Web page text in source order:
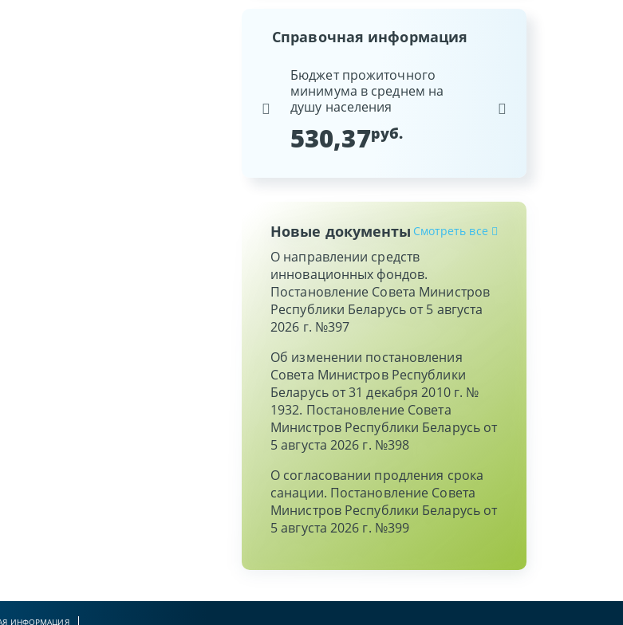
Справочная информация
Бюджет прожиточного
минимума в среднем на
душу населения
530,37руб.
Республики Беларусь
Новые документы Смотреть все
О направлении средств
инновационных фондов.
Постановление Совета Министров
Республики Беларусь от 5 августа
2026 г. №397
Об изменении постановления
Совета Министров Республики
Беларусь от 31 декабря 2010 г. №
1932. Постановление Совета
Министров Республики Беларусь от
5 августа 2026 г. №398
О согласовании продления срока
санации. Постановление Совета
Министров Республики Беларусь от
5 августа 2026 г. №399
ИНФОРМАЦИЯ